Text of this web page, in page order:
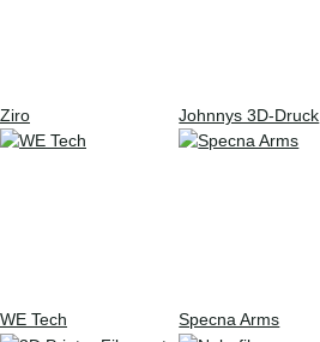
Ziro Johnnys 3D-Druck
WE Tech Specna Arms